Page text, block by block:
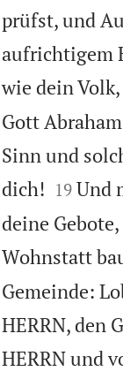
prüfst, und
aufrichtigem
wie dein
Gott
Sinn und
dich!
19 Und
deine
Wohnstatt
Gemeinde:
HERRN, den
HERRN und